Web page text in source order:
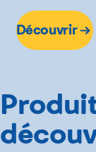
Découvrir